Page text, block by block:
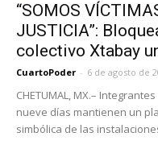
“SOMOS
JUSTICIA”:
colectivo Xtabay
CuartoPoder - 6 de agosto de
CHETUMAL, MX.–
nueve días mantienen un
simbólica de las